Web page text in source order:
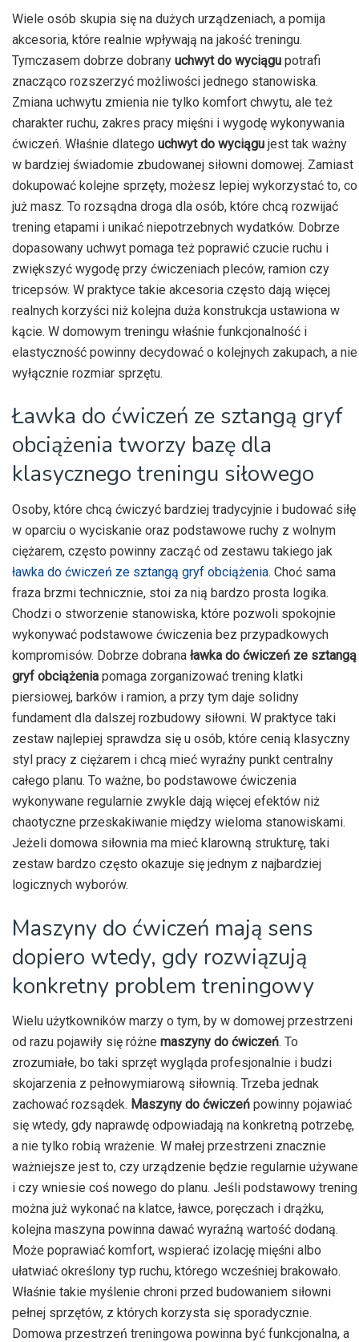
Wiele osób skupia się na dużych urządzeniach, a pomija
akcesoria, które realnie wpływają na jakość treningu.
Tymczasem dobrze dobrany uchwyt do wyciągu potrafi
znacząco rozszerzyć możliwości jednego stanowiska.
Zmiana uchwytu zmienia nie tylko komfort chwytu, ale też
charakter ruchu, zakres pracy mięśni i wygodę wykonywania
ćwiczeń. Właśnie dlatego uchwyt do wyciągu jest tak ważny
w bardziej świadomie zbudowanej siłowni domowej. Zamiast
dokupować kolejne sprzęty, możesz lepiej wykorzystać to, co
już masz. To rozsądna droga dla osób, które chcą rozwijać
trening etapami i unikać niepotrzebnych wydatków. Dobrze
dopasowany uchwyt pomaga też poprawić czucie ruchu i
zwiększyć wygodę przy ćwiczeniach pleców, ramion czy
tricepsów. W praktyce takie akcesoria często dają więcej
realnych korzyści niż kolejna duża konstrukcja ustawiona w
kącie. W domowym treningu właśnie funkcjonalność i
elastyczność powinny decydować o kolejnych zakupach, a nie
wyłącznie rozmiar sprzętu.
Ławka do ćwiczeń ze sztangą gryf
obciążenia tworzy bazę dla
klasycznego treningu siłowego
Osoby, które chcą ćwiczyć bardziej tradycyjnie i budować siłę
w oparciu o wyciskanie oraz podstawowe ruchy z wolnym
ciężarem, często powinny zacząć od zestawu takiego jak
ławka do ćwiczeń ze sztangą gryf obciążenia. Choć sama
fraza brzmi technicznie, stoi za nią bardzo prosta logika.
Chodzi o stworzenie stanowiska, które pozwoli spokojnie
wykonywać podstawowe ćwiczenia bez przypadkowych
kompromisów. Dobrze dobrana ławka do ćwiczeń ze sztangą
gryf obciążenia pomaga zorganizować trening klatki
piersiowej, barków i ramion, a przy tym daje solidny
fundament dla dalszej rozbudowy siłowni. W praktyce taki
zestaw najlepiej sprawdza się u osób, które cenią klasyczny
styl pracy z ciężarem i chcą mieć wyraźny punkt centralny
całego planu. To ważne, bo podstawowe ćwiczenia
wykonywane regularnie zwykle dają więcej efektów niż
chaotyczne przeskakiwanie między wieloma stanowiskami.
Jeżeli domowa siłownia ma mieć klarowną strukturę, taki
zestaw bardzo często okazuje się jednym z najbardziej
logicznych wyborów.
Maszyny do ćwiczeń mają sens
dopiero wtedy, gdy rozwiązują
konkretny problem treningowy
Wielu użytkowników marzy o tym, by w domowej przestrzeni
od razu pojawiły się różne maszyny do ćwiczeń. To
zrozumiałe, bo taki sprzęt wygląda profesjonalnie i budzi
skojarzenia z pełnowymiarową siłownią. Trzeba jednak
zachować rozsądek. Maszyny do ćwiczeń powinny pojawiać
się wtedy, gdy naprawdę odpowiadają na konkretną potrzebę,
a nie tylko robią wrażenie. W małej przestrzeni znacznie
ważniejsze jest to, czy urządzenie będzie regularnie używane
i czy wniesie coś nowego do planu. Jeśli podstawowy trening
można już wykonać na klatce, ławce, poręczach i drążku,
kolejna maszyna powinna dawać wyraźną wartość dodaną.
Może poprawiać komfort, wspierać izolację mięśni albo
ułatwiać określony typ ruchu, którego wcześniej brakowało.
Właśnie takie myślenie chroni przed budowaniem siłowni
pełnej sprzętów, z których korzysta się sporadycznie.
Domowa przestrzeń treningowa powinna być funkcjonalna, a